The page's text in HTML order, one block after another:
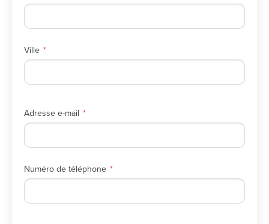
Ville
Adresse e-mail
Numéro de téléphone